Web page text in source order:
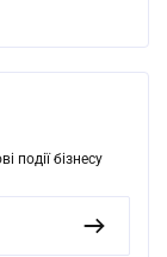
події бізнесу